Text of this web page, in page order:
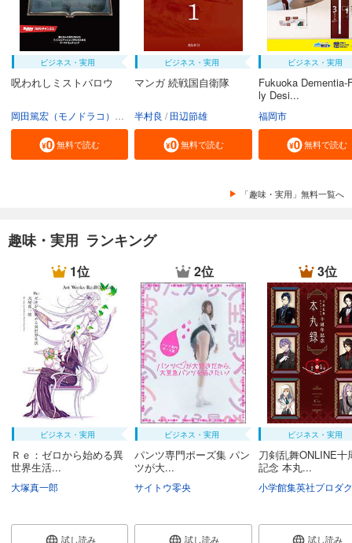
ビジネス・実用
呪われしミストバロウ
宮﨑樹
無料で読む
ビジネス・実用
マンガ 続戦国自衛隊
半村良 田辺節雄
無料で読む
ビジネス・実用
Fukuoka Dementia-
ly Desi...
福岡市
無料で読む
「趣味・実用」無料一覧へ
趣味・実用 ランキング
1位
ビジネス・実用
Ｒｅ：ゼロから始める異
世界生活...
大塚真一郎
試し読み
2位
ビジネス・実用
パンツ専門ポーズ集 パン
ツが大...
サイトウ零央
試し読み
3位
ビジネス・実用
刀剣乱舞ONLINE十
記念 本丸...
試し読み